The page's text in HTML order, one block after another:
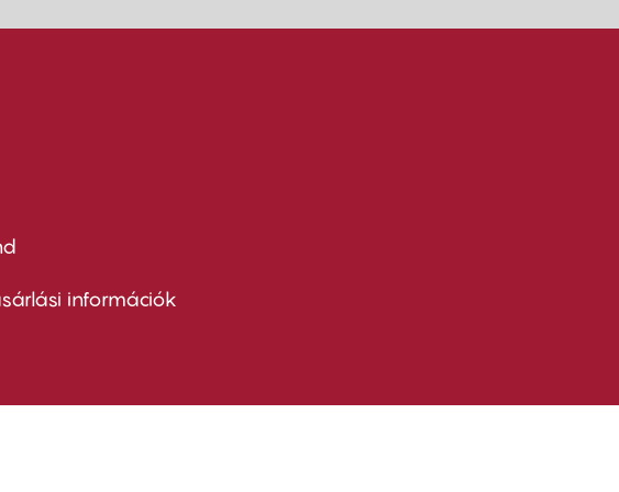
információk